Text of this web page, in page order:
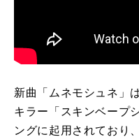
新曲「ムネモシュネ」
キラー「スキンベープ
ングに起用されており